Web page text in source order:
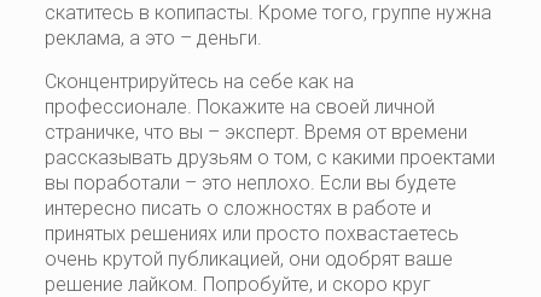
скатитесь в копипасты. Кроме того, группе нужна
реклама, а это – деньги.
Сконцентрируйтесь на себе как на
профессионале. Покажите на своей личной
страничке, что вы – эксперт. Время от времени
рассказывать друзьям о том, с какими проектами
вы поработали – это неплохо. Если вы будете
интересно писать о сложностях в работе и
принятых решениях или просто похвастаетесь
очень крутой публикацией, они одобрят ваше
решение лайком. Попробуйте, и скоро круг